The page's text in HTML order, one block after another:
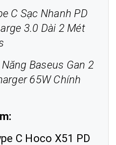
C Sạc Nhanh PD
3.0 Dài 2 Mét
Baseus Gan 2
65W Chính
C Hoco X51 PD